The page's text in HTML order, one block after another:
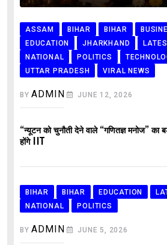
ASSAM BIHAR BIHAR
EDUCATION
JHARKHAND
NATIONAL
POLITICS
UTTAR PRADESH
VIRAL NEWS
BYADMIN JUNE 12, 2026
“न्यूटन को चुनौती देने वाले “गणितज्ञ मनोज” का
होंगे IIT
BIHAR BIHAR EDUCATION
NATIONAL
POLITICS
BYADMIN JUNE 5, 2026